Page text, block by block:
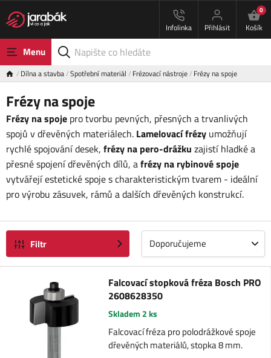
Infolinka Přihlásit
0
Košík
Menu
Dílna a stavba Spotřební materiál Frézovací nástroje Frézy na spoje
Frézy na spoje
Frézy na spoje pro tvorbu pevných, přesných a trvanlivých
spojů v dřevěných materiálech. Lamelovací frézy umožňují
rychlé spojování desek, frézy na pero-drážku zajistí hladké a
přesné spojení dřevěných dílů, afrézy na rybinové spoje
vytvářejí estetické spoje s charakteristickým tvarem - ideální
pro výrobu zásuvek, rámů a dalších dřevěných konstrukcí.
Filtr Doporučujeme
Falcovací stopková fréza Bosch PRO
2608628350
Skladem 2 ks
Falcovací fréza pro polodrážkové spoje
dřevěných materiálů, stopka 8 mm.